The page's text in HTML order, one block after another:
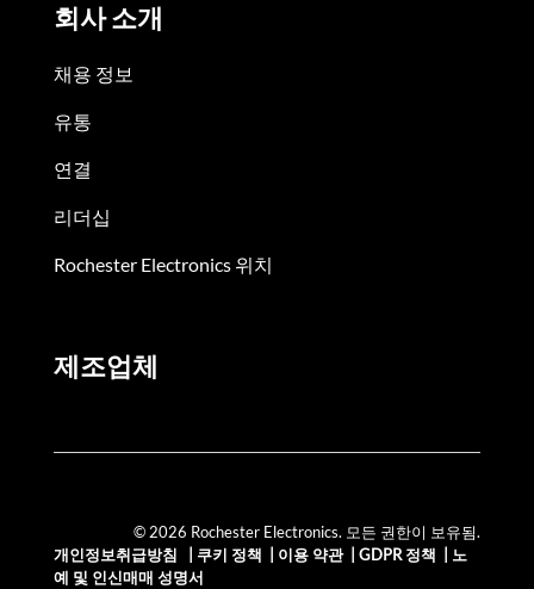
회사 소개
채용 정보
유통
연결
리더십
Rochester Electronics 위치
제조업체
© 2026 Rochester Electronics. 모든 권한이 보유됨.
개인정보취급방침
쿠키 정책 이용 약관| GDPR 정책
노
예 및 인신매매 성명서